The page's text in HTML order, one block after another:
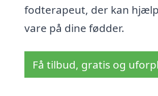
fodterapeut, der kan
vare på dine fødder.
Få tilbud, gratis og